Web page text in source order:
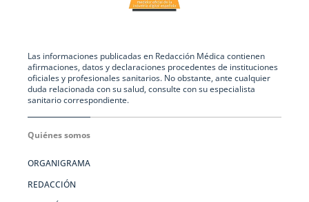
Las informaciones publicadas en Redacción Médica contienen
afirmaciones, datos y declaraciones procedentes de instituciones
oficiales y profesionales sanitarios. No obstante, ante cualquier
duda relacionada con su salud, consulte con su especialista
sanitario correspondiente.
Quiénes somos
ORGANIGRAMA
REDACCIÓN